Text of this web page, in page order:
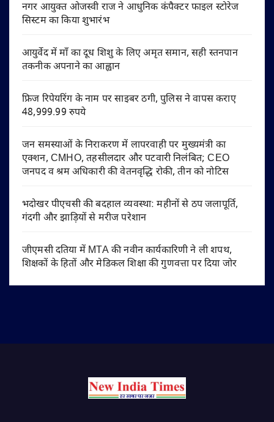
नगर आयुक्त ओजस्वी राज ने आधुनिक कंपैक्टर फाइल स्टोरेज
सिस्टम का किया शुभारंभ
आयुर्वेद में माँ का दूध शिशु के लिए अमृत समान, सही स्तनपान
तकनीक अपनाने का आह्वान
फ्रिज रिपेयरिंग के नाम पर साइबर ठगी, पुलिस ने वापस कराए
48,999.99 रुपये
जन समस्याओं के निराकरण में लापरवाही पर मुख्यमंत्री का
एक्शन, CMHO, तहसीलदार और पटवारी निलंबित; CEO
जनपद व श्रम अधिकारी की वेतनवृद्धि रोकी, तीन को नोटिस
भदोखर पीएचसी की बदहाल व्यवस्था: महीनों से ठप जलापूर्ति,
गंदगी और झाड़ियों से मरीज परेशान
जीएमसी दतिया में MTA की नवीन कार्यकारिणी ने ली शपथ,
शिक्षकों के हितों और मेडिकल शिक्षा की गुणवत्ता पर दिया जोर